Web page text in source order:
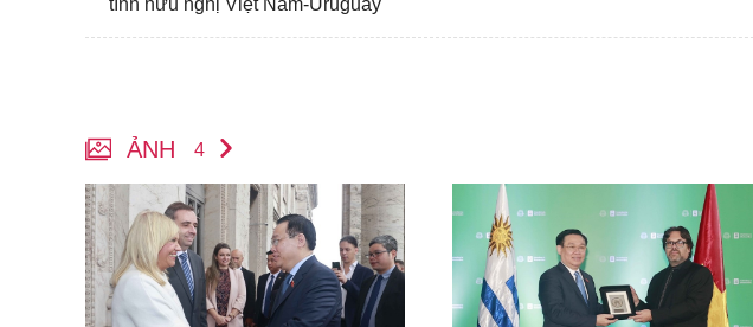
tình hữu nghị Việt Nam-Uruguay
ẢNH 4